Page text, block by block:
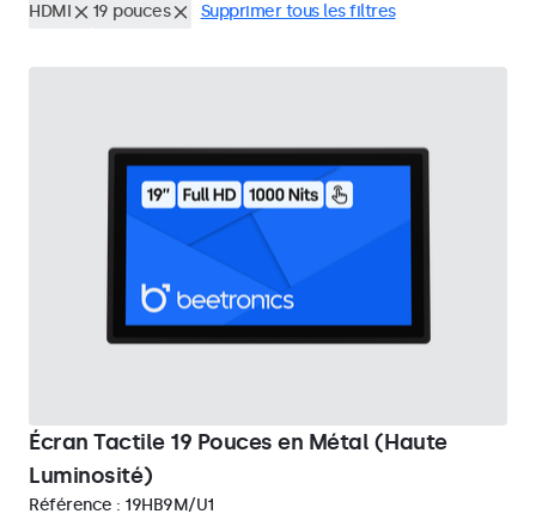
HDMI 19 pouces Supprimer tous les filtres
Écran Tactile 19 Pouces en Métal (Haute
Luminosité)
Référence : 19HB9M/U1